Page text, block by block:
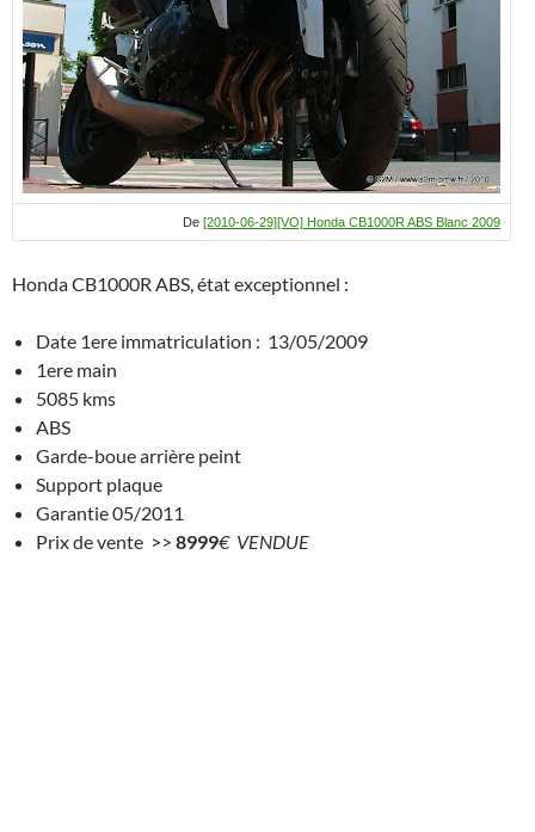
De [2010-06-29][VO] Honda CB1000R ABS Blanc 2009
Honda CB1000R ABS, état exceptionnel :
Date 1ere immatriculation : 13/05/2009
1ere main
5085 kms
ABS
Garde-boue arrière peint
Support plaque
Garantie 05/2011
Prix de vente >> 8999€ VENDUE